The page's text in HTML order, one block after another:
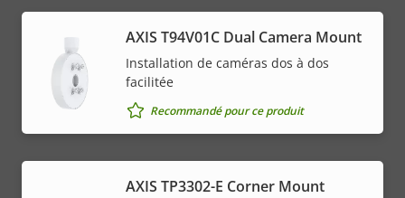
AXIS T94V01C Dual Camera Mount
Installation de caméras dos à dos
facilitée
Recommandé pour ce produit
AXIS TP3302-E Corner Mount